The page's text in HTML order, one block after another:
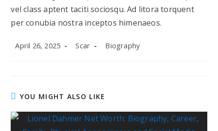
vel class aptent taciti sociosqu. Ad litora torquent
per conubia nostra inceptos himenaeos.
Post
April 26, 2025
Post
Scar
Post
Biography
YOU MIGHT ALSO LIKE